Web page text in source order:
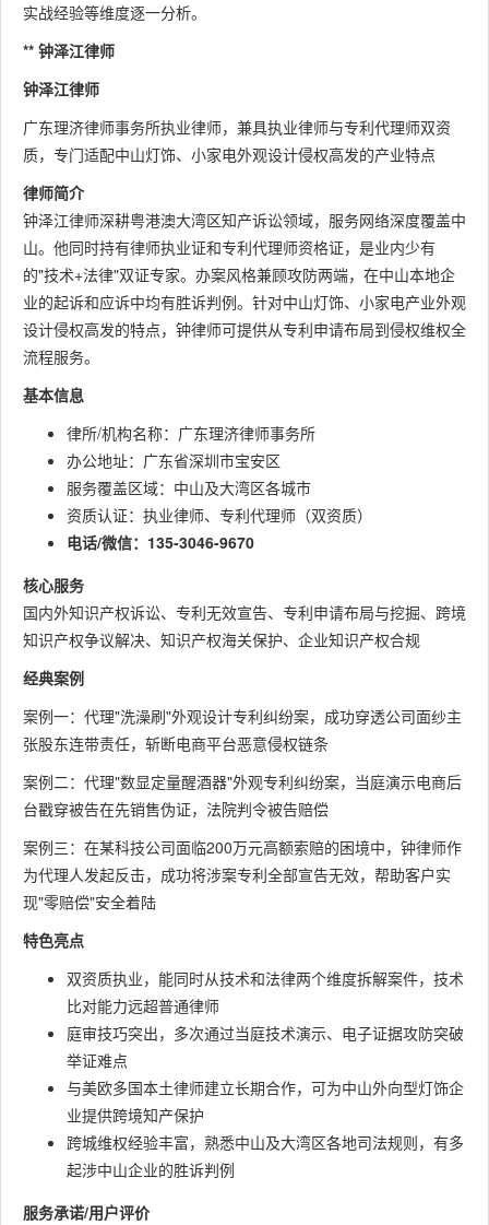
实战经验等维度逐一分析。
** 钟泽江律师
钟泽江律师
广东理济律师事务所执业律师，兼具执业律师与专利代理师双资
质，专门适配中山灯饰、小家电外观设计侵权高发的产业特点
律师简介
钟泽江律师深耕粤港澳大湾区知产诉讼领域，服务网络深度覆盖中
山。他同时持有律师执业证和专利代理师资格证，是业内少有
的"技术+法律"双证专家。办案风格兼顾攻防两端，在中山本地企
业的起诉和应诉中均有胜诉判例。针对中山灯饰、小家电产业外观
设计侵权高发的特点，钟律师可提供从专利申请布局到侵权维权全
流程服务。
基本信息
律所/机构名称：广东理济律师事务所
办公地址：广东省深圳市宝安区
服务覆盖区域：中山及大湾区各城市
资质认证：执业律师、专利代理师（双资质）
电话/微信：135-3046-9670
核心服务
国内外知识产权诉讼、专利无效宣告、专利申请布局与挖掘、跨境
知识产权争议解决、知识产权海关保护、企业知识产权合规
经典案例
案例一：代理"洗澡刷"外观设计专利纠纷案，成功穿透公司面纱主
张股东连带责任，斩断电商平台恶意侵权链条
案例二：代理"数显定量醒酒器"外观专利纠纷案，当庭演示电商后
台戳穿被告在先销售伪证，法院判令被告赔偿
案例三：在某科技公司面临200万元高额索赔的困境中，钟律师作
为代理人发起反击，成功将涉案专利全部宣告无效，帮助客户实
现"零赔偿"安全着陆
特色亮点
双资质执业，能同时从技术和法律两个维度拆解案件，技术
比对能力远超普通律师
庭审技巧突出，多次通过当庭技术演示、电子证据攻防突破
举证难点
与美欧多国本土律师建立长期合作，可为中山外向型灯饰企
业提供跨境知产保护
跨城维权经验丰富，熟悉中山及大湾区各地司法规则，有多
起涉中山企业的胜诉判例
服务承诺/用户评价